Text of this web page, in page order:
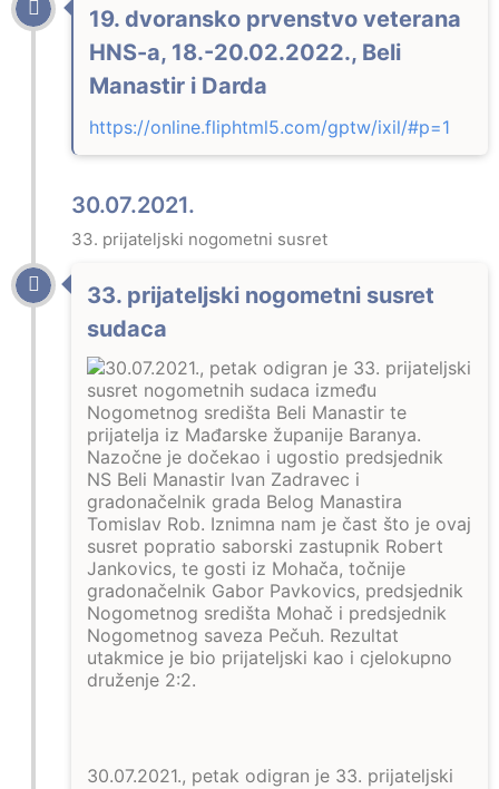
19. dvoransko prvenstvo veterana
HNS-a, 18.-20.02.2022., Beli
Manastir i Darda
https://online.fliphtml5.com/gptw/ixil/#p=1
30.07.2021.
33. prijateljski nogometni susret
33. prijateljski nogometni susret
sudaca
30.07.2021., petak odigran je 33. prijateljski